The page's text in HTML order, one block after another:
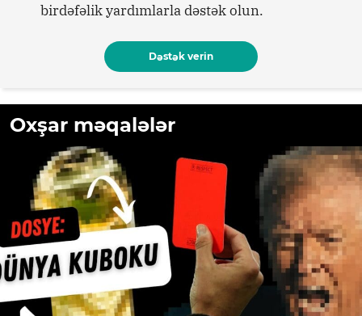
birdəfəlik yardımlarla dəstək olun.
Dəstək verin
Oxşar məqalələr